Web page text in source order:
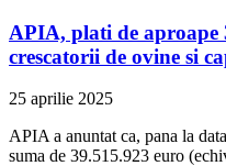
APIA, plati de aproape
crescatorii de ovine si
25 aprilie 2025
APIA a anuntat ca, pana la
suma de 39.515.923 euro